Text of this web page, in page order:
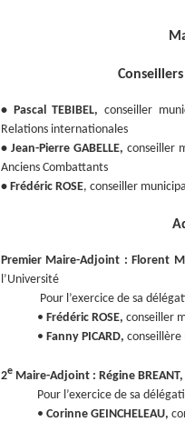
• Pascal TEBIBEL, conseiller
Relations internationales
• Jean-Pierre GABELLE, conseiller
Anciens Combattants
• Frédéric ROSE, conseiller
Premier Maire-Adjoint : Florent
l’Université
Pour l’exercice de sa
• Frédéric ROSE, conseiller
• Fanny PICARD,
2e Maire-Adjoint : Régine BREANT,
Pour l’exercice de sa
• Corinne GEINCHELEAU,